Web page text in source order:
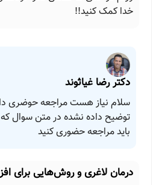
خدا کمک کنید!!
دکتر رضا غیاثوند
سلام نیاز هست مراجعه حوضری
توضیح داده نشده در متن سوال که
باید مراجعه حضوری کنید
درمان لاغری و روش‌هایی برای